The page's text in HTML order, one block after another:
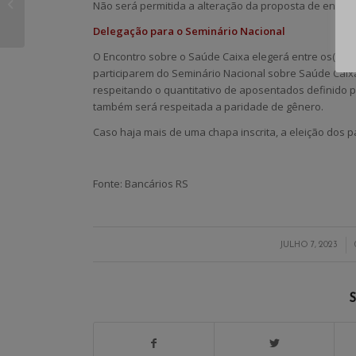
Não será permitida a alteração da proposta de
Delegação para o Seminário Nacional
O Encontro sobre o Saúde Caixa elegerá entre
participarem do Seminário Nacional sobre Saúde
respeitando o quantitativo de aposentados definido
também será respeitada a paridade de gênero.
Caso haja mais de uma chapa inscrita, a eleição
Fonte: Bancários RS
JULHO 7, 2023
/
mulheres e homens é